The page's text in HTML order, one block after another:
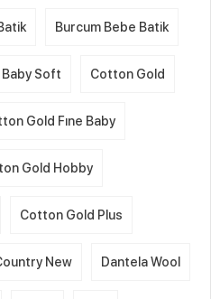
Burcum Bebe Batik
Soft Cotton Gold
Gold Fıne Baby
Gold Hobby
Cotton Gold Plus
New Dantela Wool